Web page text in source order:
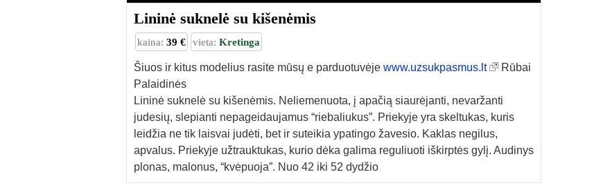
Lininė suknelė su kišenėmis
kaina: 39 € vieta: Kretinga
Šiuos ir kitus modelius rasite mūsų e parduotuvėje www.uzsukpasmus.lt
Rūbai
Palaidinės
Lininė suknelė su kišenėmis. Neliemenuota, į apačią siaurėjanti, nevaržanti
judesių, slepianti nepageidaujamus “riebaliukus”. Priekyje yra skeltukas, kuris
leidžia ne tik laisvai judėti, bet ir suteikia ypatingo žavesio. Kaklas negilus,
apvalus. Priekyje užtrauktukas, kurio dėka galima reguliuoti iškirptės gylį. Audinys
plonas, malonus, “kvėpuoja”. Nuo 42 iki 52 dydžio